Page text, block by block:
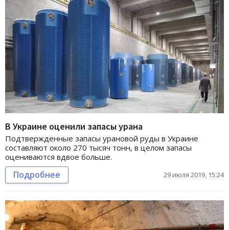
В Украине оценили запасы урана
Подтвержденные запасы урановой руды в Украине
составляют около 270 тысяч тонн, в целом запасы
оцениваются вдвое больше.
Подробнее 29 июля 2019, 15:24